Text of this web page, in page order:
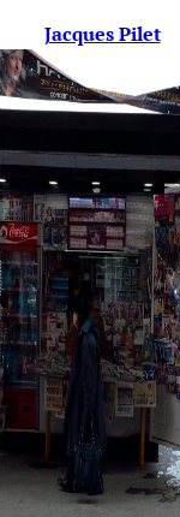
Jacques Pilet